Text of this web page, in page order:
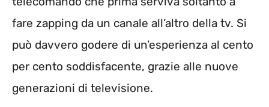
fare zapping da un canale all’altro della tv. Si
può davvero godere di un’esperienza al cento
per cento soddisfacente, grazie alle nuove
generazioni di televisione.